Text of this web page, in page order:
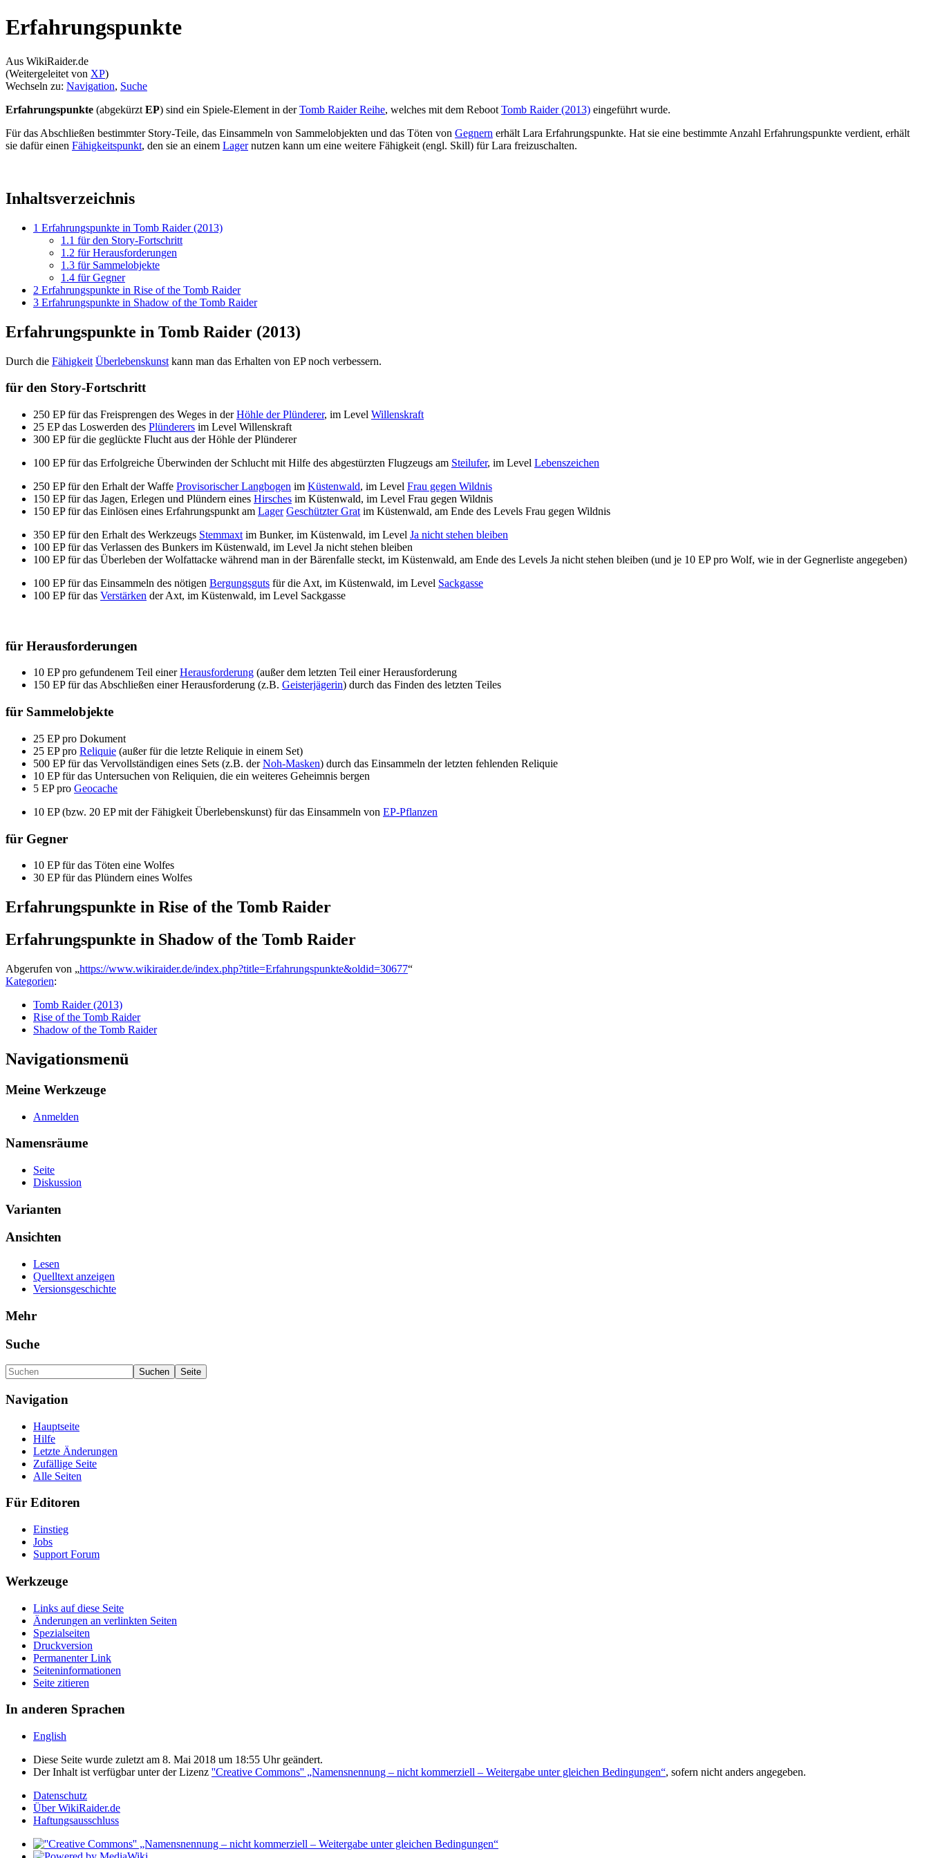
Erfahrungspunkte
Aus WikiRaider.de
(Weitergeleitet von XP)
Wechseln zu: Navigation, Suche
Erfahrungspunkte (abgekürzt EP) sind ein Spiele-Element in derTomb Raider Reihe, welches mit dem Reboot Tomb Raider (2013) eingeführt wurde.
Für das Abschließen bestimmter Story-Teile, das Einsammeln von Sammelobjekten und das Töten von Gegnern erhält Lara Erfahrungspunkte. Hat sie eine bestimmte Anzahl Erfahrungspunkte verdient, erhält
sie dafür einen Fähigkeitspunkt, den sie an einem Lagernutzen kann um eine weitere Fähigkeit (engl. Skill) für Lara freizuschalten.
Inhaltsverzeichnis
1 Erfahrungspunkte in Tomb Raider (2013)
1.1 für den Story-Fortschritt
1.2 für Herausforderungen
1.3 für Sammelobjekte
1.4 für Gegner
2 Erfahrungspunkte in Rise of the Tomb Raider
3 Erfahrungspunkte in Shadow of the Tomb Raider
Erfahrungspunkte in Tomb Raider (2013)
Durch die Fähigkeit Überlebenskunst kann man das Erhalten von EP noch verbessern.
für den Story-Fortschritt
250 EP für das Freisprengen des Weges in derHöhle der Plünderer, im Level Willenskraft
25 EP das Loswerden des Plünderers im Level Willenskraft
300 EP für die geglückte Flucht aus der Höhle der Plünderer
100 EP für das Erfolgreiche Überwinden der Schlucht mit Hilfe des abgestürzten Flugzeugs am Steilufer, im Level Lebenszeichen
250 EP für den Erhalt der Waffe Provisorischer Langbogen im Küstenwald, im Level Frau gegen Wildnis
150 EP für das Jagen, Erlegen und Plündern eines Hirsches im Küstenwald, im Level Frau gegen Wildnis
150 EP für das Einlösen eines Erfahrungspunkt am Lager Geschützter Grat im Küstenwald, am Ende des Levels Frau gegen Wildnis
350 EP für den Erhalt des Werkzeugs Stemmaxt im Bunker, im Küstenwald, im Level Ja nicht stehen bleiben
100 EP für das Verlassen des Bunkers im Küstenwald, im Level Ja nicht stehen bleiben
100 EP für das Überleben der Wolfattacke während man in der Bärenfalle steckt, im Küstenwald, am Ende des Levels Ja nicht stehen bleiben (und je 10 EP pro Wolf, wie in der Gegnerliste angegeben)
100 EP für das Einsammeln des nötigen Bergungsguts für die Axt, im Küstenwald, im Level Sackgasse
100 EP für das Verstärken der Axt, im Küstenwald, im Level Sackgasse
für Herausforderungen
10 EP pro gefundenem Teil einerHerausforderung (außer dem letzten Teil einer Herausforderung
150 EP für das Abschließen einer Herausforderung (z.B. Geisterjägerin) durch das Finden des letzten Teiles
für Sammelobjekte
25 EP pro Dokument
25 EP pro Reliquie (außer für die letzte Reliquie in einem Set)
500 EP für das Vervollständigen eines Sets (z.B. derNoh-Masken) durch das Einsammeln der letzten fehlenden Reliquie
10 EP für das Untersuchen von Reliquien, die ein weiteres Geheimnis bergen
5 EP pro Geocache
10 EP (bzw. 20 EP mit der Fähigkeit Überlebenskunst) für das Einsammeln von EP-Pflanzen
für Gegner
10 EP für das Töten eine Wolfes
30 EP für das Plündern eines Wolfes
Erfahrungspunkte in Rise of the Tomb Raider
Erfahrungspunkte in Shadow of the Tomb Raider
Abgerufen von „https://www.wikiraider.de/index.php?title=Erfahrungspunkte&oldid=30677“
Kategorien:
Tomb Raider (2013)
Rise of the Tomb Raider
Shadow of the Tomb Raider
Navigationsmenü
Meine Werkzeuge
Anmelden
Namensräume
Seite
Diskussion
Varianten
Ansichten
Lesen
Quelltext anzeigen
Versionsgeschichte
Mehr
Suche
Navigation
Hauptseite
Hilfe
Letzte Änderungen
Zufällige Seite
Alle Seiten
Für Editoren
Einstieg
Jobs
Support Forum
Werkzeuge
Links auf diese Seite
Änderungen an verlinkten Seiten
Spezialseiten
Druckversion
Permanenter Link
Seiten­informationen
Seite zitieren
In anderen Sprachen
English
Diese Seite wurde zuletzt am 8. Mai 2018 um 18:55 Uhr geändert.
Der Inhalt ist verfügbar unter der Lizenz ''Creative Commons'' „Namensnennung – nicht kommerziell – Weitergabe unter gleichen Bedingungen“, sofern nicht anders angegeben.
Datenschutz
Über WikiRaider.de
Haftungsausschluss